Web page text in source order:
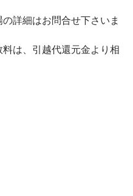
詳細はお問合せ下さいま
は、引越代還元金より相